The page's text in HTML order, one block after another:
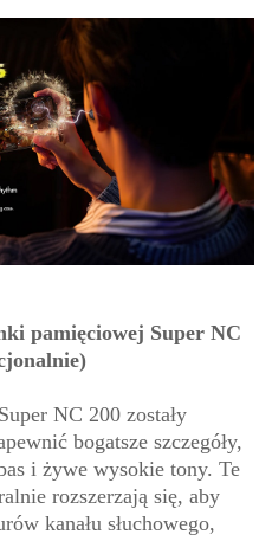
pamięciowej Super NC
NC 200 zostały
bogatsze szczegóły,
i żywe wysokie tony. Te
rozszerzają się, aby
kanału słuchowego,